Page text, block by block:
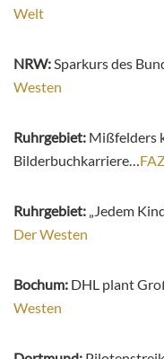
Welt
NRW:Sparkurs des
Westen
Ruhrgebiet: Mißfelders
Bilderbuchkarriere…
Ruhrgebiet: „Jedem
Der Westen
Bochum: DHL plant
Westen